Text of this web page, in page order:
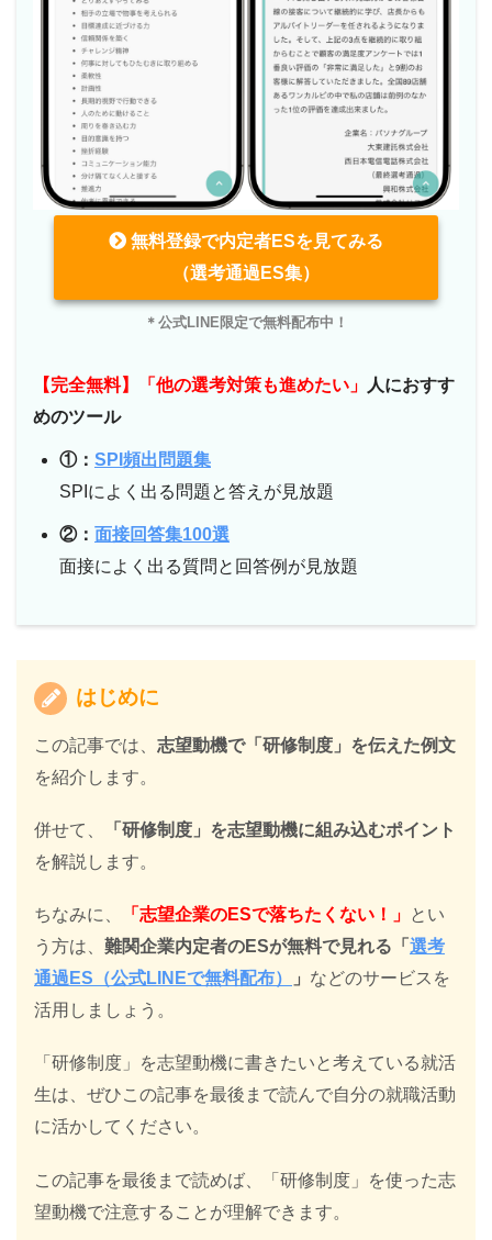
無料登録で内定者ESを見てみる
（選考通過ES集）
＊公式LINE限定で無料配布中！
【完全無料】「他の選考対策も進めたい」
人におすす
めのツール
①： SPI頻出問題集
SPIによく出る問題と答えが見放題
②： 面接回答集100選
面接によく出る質問と回答例が見放題
はじめに
この記事では、 志望動機で「研修制度」を伝えた例文
を紹介します。
併せて、
「研修制度」を志望動機に組み込むポイント
を解説します。
ちなみに、 「志望企業のESで落ちたくない！」 とい
う方は、 難関企業内定者のESが無料で見れる「 選考
通過ES（公式LINEで無料配布）
」 などのサービスを
活用しましょう。
「研修制度」を志望動機に書きたいと考えている就活
生は、ぜひこの記事を最後まで読んで自分の就職活動
に活かしてください。
この記事を最後まで読めば、「研修制度」を使った志
望動機で注意することが理解できます。